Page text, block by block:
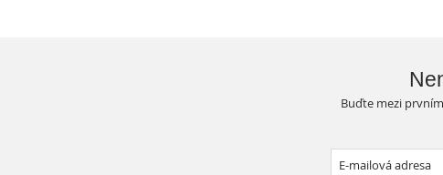
Buďte mezi